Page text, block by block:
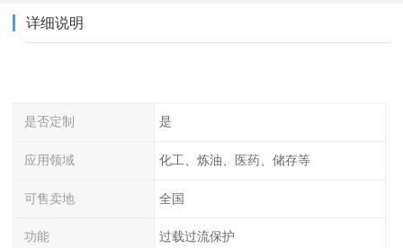
详细说明
是否定制 是
应用领域 化工、炼油、医药、储存等
可售卖地 全国
功能 过载过流保护